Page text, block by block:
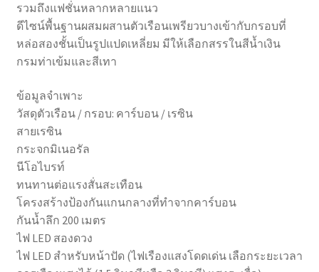
รวมถึงแฟชั่นหลากหลายแนว
ดีไซน์พื้นฐานผสมผสานตัวเรือนเพรียวบางเข้ากับกรอบที่
หล่อสองชั้นเป็นรูปแปดเหลี่ยม มีให้เลือกสรรในสีน้ำเงิน
กรมท่าเข้มและสีเทา
ข้อมูลจำเพาะ
วัสดุตัวเรือน / กรอบ: คาร์บอน / เรซิน
สายเรซิน
กระจกมิเนอรัล
นีโอไบรท์
ทนทานต่อแรงสั่นสะเทือน
โครงสร้างป้องกันแกนกลางที่ทำจากคาร์บอน
กันน้ำลึก 200 เมตร
ไฟ LED สองดวง
ไฟ LED สำหรับหน้าปัด (ไฟเรืองแสงโดดเด่น เลือกระยะเวลา